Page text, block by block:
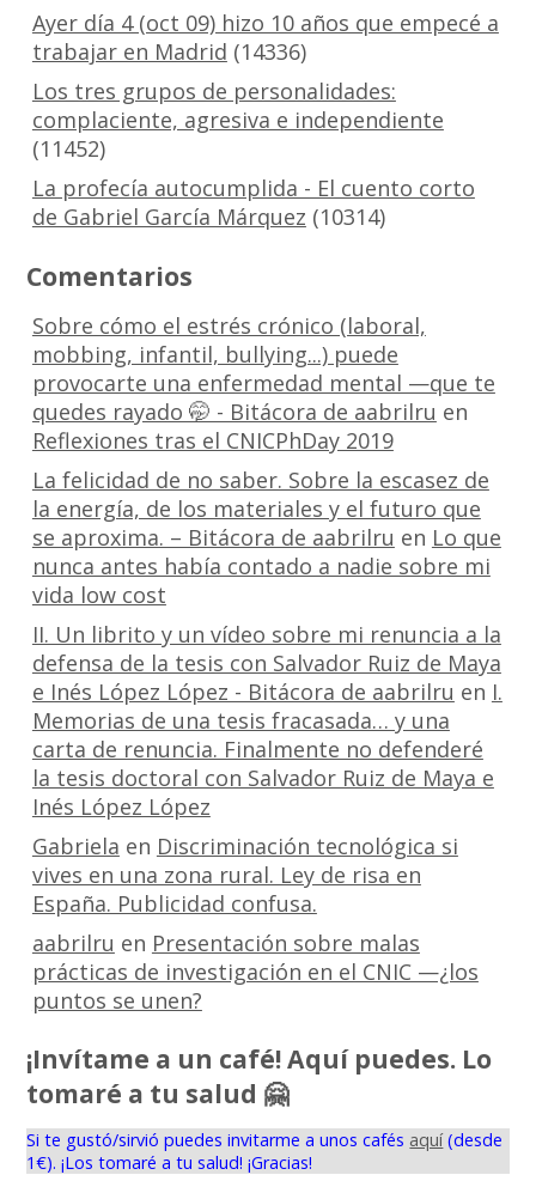
Ayer día 4 (oct 09) hizo 10 años que empecé a
trabajar en Madrid (14336)
Los tres grupos de personalidades:
complaciente, agresiva e independiente
(11452)
La profecía autocumplida - El cuento corto
de Gabriel García Márquez (10314)
Comentarios
Sobre cómo el estrés crónico (laboral,
mobbing, infantil, bullying...) puede
provocarte una enfermedad mental —que te
quedes rayado 🤭 - Bitácora de aabrilru en
Reflexiones tras el CNICPhDay 2019
La felicidad de no saber. Sobre la escasez de
la energía, de los materiales y el futuro que
se aproxima. – Bitácora de aabrilru en Lo que
nunca antes había contado a nadie sobre mi
vida low cost
II. Un librito y un vídeo sobre mi renuncia a la
defensa de la tesis con Salvador Ruiz de Maya
e Inés López López - Bitácora de aabrilru en I.
Memorias de una tesis fracasada… y una
carta de renuncia. Finalmente no defenderé
la tesis doctoral con Salvador Ruiz de Maya e
Inés López López
Gabriela en Discriminación tecnológica si
vives en una zona rural. Ley de risa en
España. Publicidad confusa.
aabrilru en Presentación sobre malas
prácticas de investigación en el CNIC —¿los
puntos se unen?
¡Invítame a un café! Aquí puedes. Lo
tomaré a tu salud 🤗
Si te gustó/sirvió puedes invitarme a unos cafés aquí(desde
1€). ¡Los tomaré a tu salud! ¡Gracias!